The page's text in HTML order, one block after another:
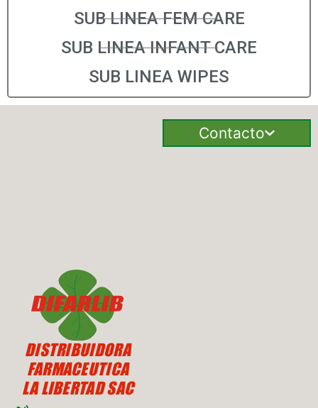
SUB LINEA FEM CARE
SUB LINEA INFANT CARE
SUB LINEA WIPES
DISTRIBUIDORA
FARMACEUTICA
LA LIBERTAD SAC
Contacto